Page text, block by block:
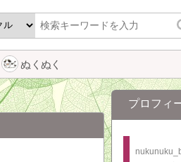
ぬくぬく
プロフィ